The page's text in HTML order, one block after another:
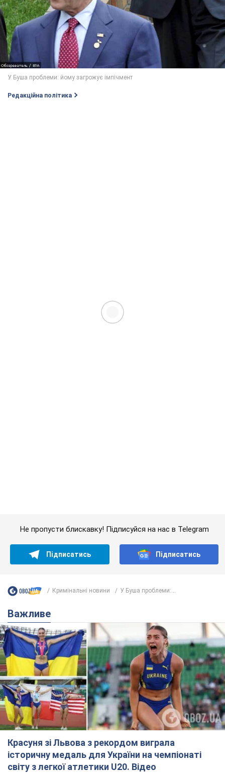
Редакційна політика
Не пропусти блискавку! Підписуйся на нас в Telegram
Підписатись Підписатись
Кримінальні новини У Буша проблеми:...
Важливе
Красуня зі Львова з рекордом виграла
історичну медаль для України на чемпіонаті
світу з легкої атлетики U20. Відео